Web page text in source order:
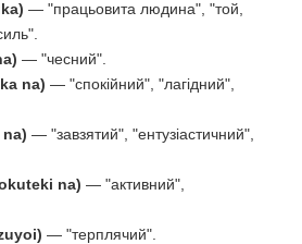
— "працьовита людина", "той,
— "чесний".
na) — "спокійний", "лагідний",
— "завзятий", "ентузіастичний",
na) — "активний",
— "терплячий".